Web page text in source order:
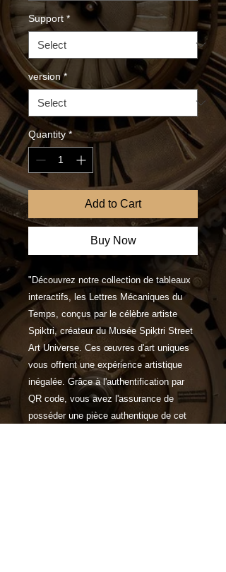
Support *
version *
Quantity *
Add to Cart
Buy Now
"Découvrez notre collection de tableaux
interactifs, les Lettres Mécaniques du
Temps, conçus par le célèbre artiste
Spiktri, créateur du Musée Spiktri Street
Art Universe. Ces œuvres d'art uniques
vous offrent une expérience artistique
inégalée. Grâce à l'authentification par
QR code, vous avez l'assurance de
posséder une pièce authentique de cet